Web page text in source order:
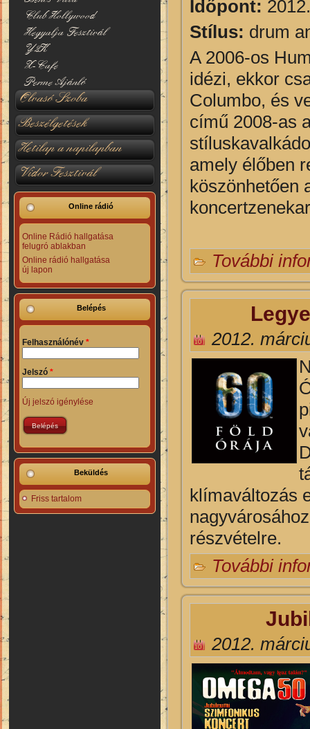
Club Hollywood
Hegyalja Fesztivál
Y2K
X-Cafe
Perme Ajánló
Olvasó Szoba
Beszélgetések
Hetilap a napilapban
Vidor Fesztivál
Online rádió
Online Rádió hallgatása
felugró ablakban
Online rádió hallgatása
új lapon
Belépés
Felhasználónév *
Jelszó *
Új jelszó igénylése
Beküldés
Friss tartalom
Időpont:
Stílus: drum
A 2006-os
idézi, ekkor
Columbo, és
című 2008-as
amely élőben
köszönhetően
További
2012.
klímaváltozás
részvételre.
További
2012.